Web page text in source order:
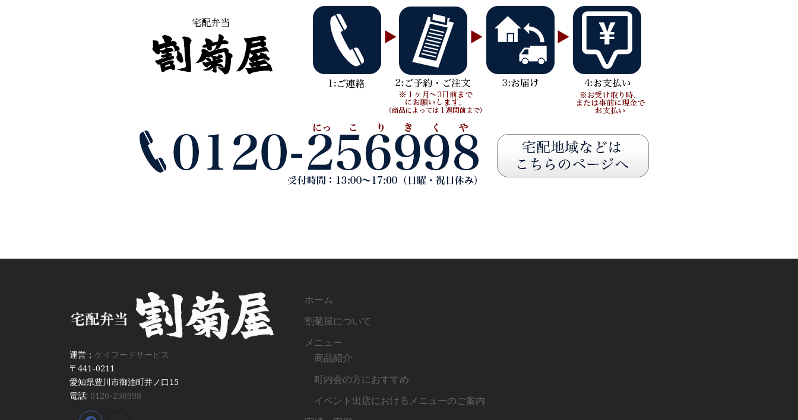
運営： ケイフードサービス
〒441-0211
愛知県豊川市御油町井ノ口15
電話: 0120-256998
ホーム
割菊屋について
メニュー
商品紹介
町内会の方におすすめ
イベント出店におけるメニューのご案内